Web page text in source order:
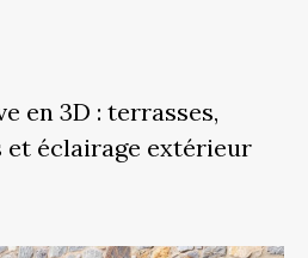
en 3D : terrasses,
et éclairage extérieur